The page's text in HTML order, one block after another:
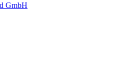
GmbH